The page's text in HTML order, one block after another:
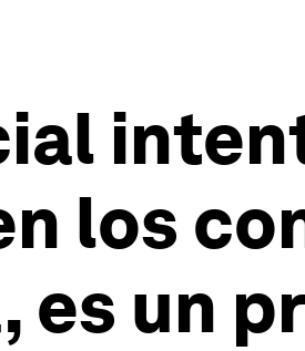
los
es un